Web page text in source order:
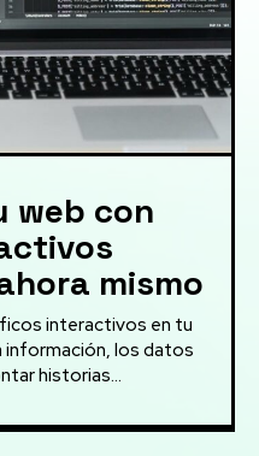
web con
mismo
interactivos en tu
información, los datos
historias...